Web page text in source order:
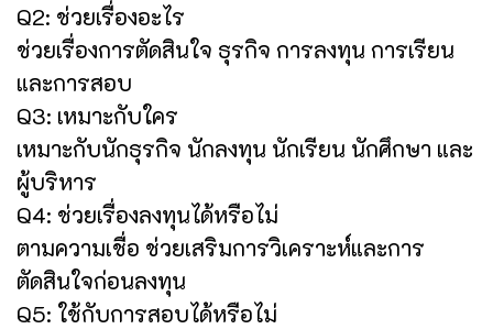
Q2: ช่วยเรื่องอะไร
ช่วยเรื่องการตัดสินใจ ธุรกิจ การลงทุน การเรียน
และการสอบ
Q3: เหมาะกับใคร
เหมาะกับนักธุรกิจ นักลงทุน นักเรียน นักศึกษา และ
ผู้บริหาร
Q4: ช่วยเรื่องลงทุนได้หรือไม่
ตามความเชื่อ ช่วยเสริมการวิเคราะห์และการ
ตัดสินใจก่อนลงทุน
Q5: ใช้กับการสอบได้หรือไม่